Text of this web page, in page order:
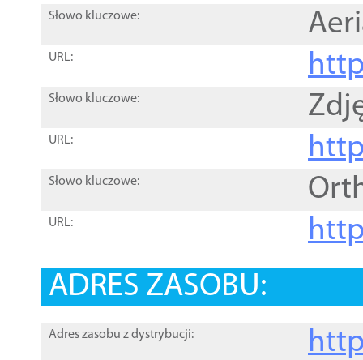
Słowo kluczowe:
URL:
Słowo kluczowe:
URL:
Słowo kluczowe:
URL:
ADRES ZASOBU:
Adres zasobu z dystrybucji: